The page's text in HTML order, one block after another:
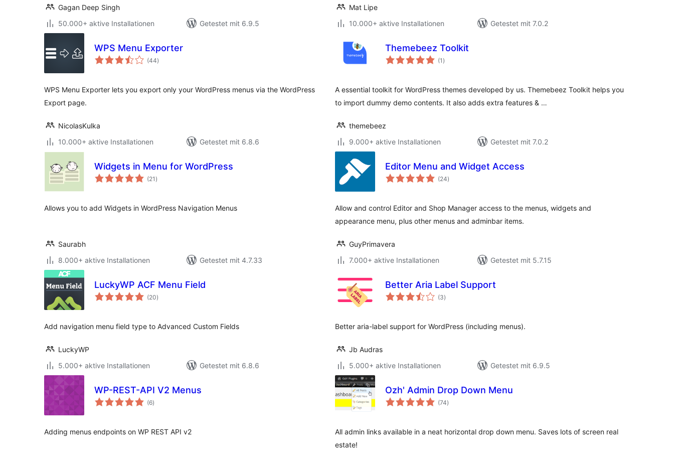
Gagan Deep Singh
50.000+ aktive Installationen
Getestet mit 6.9.5
Mat Lipe
10.000+ aktive Installationen
Getestet mit 7.0.2
WPS Menu Exporter
(44Bewertungen
gesamt
)
WPS Menu Exporter lets you export only your WordPress menus via the WordPress
Export page.
NicolasKulka
10.000+ aktive Installationen
Getestet mit 6.8.6
Themebeez Toolkit
(1 Bewertungen
gesamt
)
A essential toolkit for WordPress themes developed by us. Themebeez Toolkit helps you
to import dummy demo contents. It also adds extra features & …
themebeez
9.000+ aktive Installationen
Getestet mit 7.0.2
Widgets in Menu for WordPress
(21 Bewertungen
gesamt
)
Allows you to add Widgets in WordPress Navigation Menus
Saurabh
8.000+ aktive Installationen
Getestet mit 4.7.33
Editor Menu and Widget Access
(24Bewertungen
gesamt
)
Allow and control Editor and Shop Manager access to the menus, widgets and
appearance menu, plus other menus and adminbar items.
GuyPrimavera
7.000+ aktive Installationen
Getestet mit 5.7.15
LuckyWP ACF Menu Field
(20Bewertungen
gesamt
)
Add navigation menu field type to Advanced Custom Fields
LuckyWP
5.000+ aktive Installationen
Getestet mit 6.8.6
Better Aria Label Support
(3Bewertungen
gesamt
)
Better aria-label support for WordPress (including menus).
Jb Audras
5.000+ aktive Installationen
Getestet mit 6.9.5
WP-REST-API V2 Menus
(6Bewertungen
gesamt
)
Adding menus endpoints on WP REST API v2
Ozh' Admin Drop Down Menu
(74Bewertungen
gesamt
)
All admin links available in a neat horizontal drop down menu. Saves lots of screen real
estate!